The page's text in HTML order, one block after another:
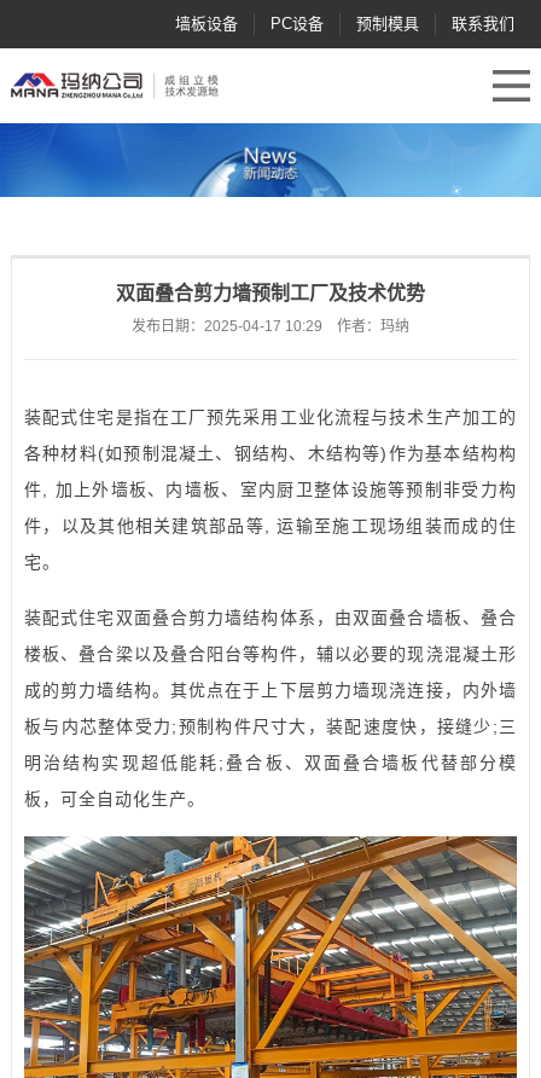
联系我们
预制模具
PC设备
墙板设备
双面叠合剪力墙预制工厂及技术优势
发布日期：2025-04-17 10:29 作者：玛纳
装配式住宅是指在工厂预先采用工业化流程与技术生产加工的
各种材料(如预制混凝土、钢结构、木结构等)作为基本结构构
件, 加上外墙板、内墙板、室内厨卫整体设施等预制非受力构
件，以及其他相关建筑部品等, 运输至施工现场组装而成的住
宅。
装配式住宅双面叠合剪力墙结构体系，由双面叠合墙板、叠合
楼板、叠合梁以及叠合阳台等构件，辅以必要的现浇混凝土形
成的剪力墙结构。其优点在于上下层剪力墙现浇连接，内外墙
板与内芯整体受力;预制构件尺寸大，装配速度快，接缝少;三
明治结构实现超低能耗;叠合板、双面叠合墙板代替部分模
板，可全自动化生产。